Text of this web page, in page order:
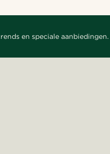
en speciale aanbiedingen.